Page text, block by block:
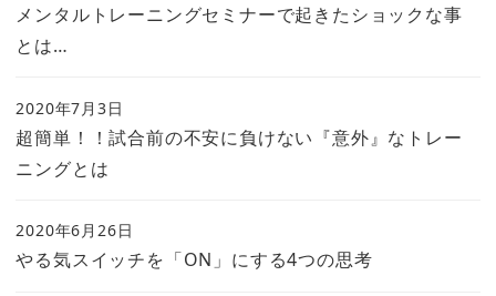
メンタルトレーニングセミナーで起きたショックな事
とは…
超簡単！！試合前の不安に負けない『意外』なトレー
ニングとは
2020年7月3日
やる気スイッチを「ON」にする4つの思考
2020年6月26日